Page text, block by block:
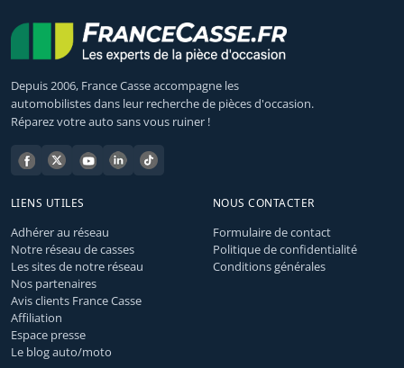
Depuis 2006, France Casse accompagne les
automobilistes dans leur recherche de pièces d'occasion.
Réparez votre auto sans vous ruiner !
LIENS UTILES
Adhérer au réseau
Notre réseau de casses
Les sites de notre réseau
Nos partenaires
Avis clients France Casse
Affiliation
Espace presse
Le blog auto/moto
NOUS CONTACTER
Formulaire de contact
Politique de confidentialité
Conditions générales